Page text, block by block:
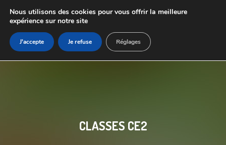
CLASSES CE2
Nous utilisons des cookies pour vous offrir la meilleure
expérience sur notre site
J'accepte Je refuse Réglages